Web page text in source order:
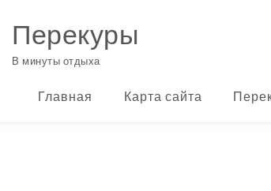
Перекуры
В минуты отдыха
Главная Карта сайта